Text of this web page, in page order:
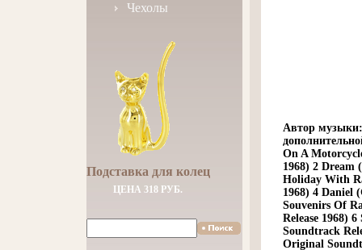
Чехолы
Подставка для колец
ЦЕНА 318 РУБ.
Автор музыки:
On A
1968) 2 Dream
Holiday With
1968) 4 Daniel
Souvenirs Of
Release 1968)
Soundtrack
Original